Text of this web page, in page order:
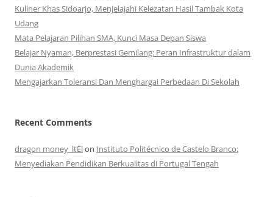
Kuliner Khas Sidoarjo, Menjelajahi Kelezatan Hasil Tambak Kota
Udang
Mata Pelajaran Pilihan SMA, Kunci Masa Depan Siswa
Belajar Nyaman, Berprestasi Gemilang: Peran Infrastruktur dalam
Dunia Akademik
Mengajarkan Toleransi Dan Menghargai Perbedaan Di Sekolah
Recent Comments
dragon money_ltElon Instituto Politécnico de Castelo Branco:
Menyediakan Pendidikan Berkualitas di Portugal Tengah